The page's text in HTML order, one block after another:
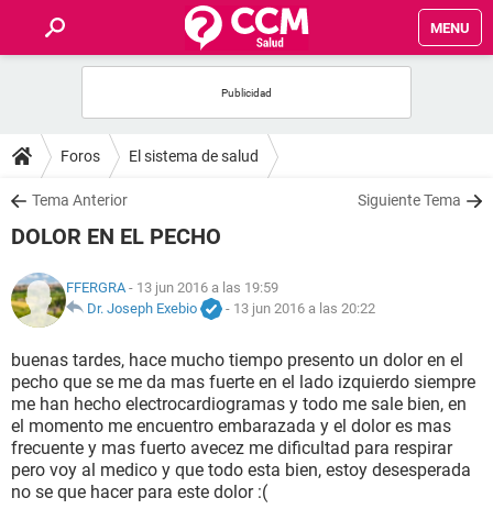
MENU
FOROS
SALUD
NUTRICIÓN
BIENESTAR
SEXUALIDAD
GLOSARIO
Foros El sistema de salud
Tema Anterior Siguiente Tema
DOLOR EN EL PECHO
FFERGRA- 13 jun 2016 a las 19:59
Dr. Joseph Exebio
- 13 jun 2016 a las 20:22
buenas tardes, hace mucho tiempo presento un dolor en el
pecho que se me da mas fuerte en el lado izquierdo siempre
me han hecho electrocardiogramas y todo me sale bien, en
el momento me encuentro embarazada y el dolor es mas
frecuente y mas fuerto avecez me dificultad para respirar
pero voy al medico y que todo esta bien, estoy desesperada
no se que hacer para este dolor :(